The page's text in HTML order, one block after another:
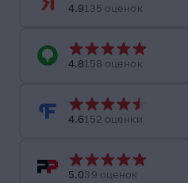
4.9135 оценок
4.8158 оценок
4.6152 оценки
5.039 оценок